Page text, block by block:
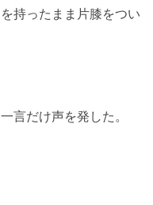
持ったまま片膝をつい
言だけ声を発した。